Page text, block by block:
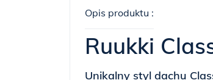
Opis produktu :
Ruukki
Unikalny styl dachu